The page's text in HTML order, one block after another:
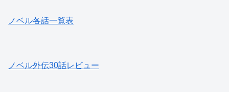
ノベル各話一覧表
ノベル外伝30話レビュー